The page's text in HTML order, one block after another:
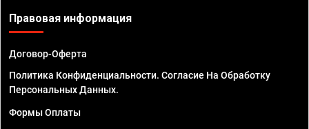
Правовая информация
Договор-Оферта
Политика Конфиденциальности. Согласие На Обработку
Персональных Данных.
Формы Оплаты